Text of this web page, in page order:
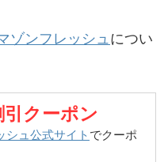
ゾンフレッシュ につい
クーポン
シュ公式サイト でクーポ